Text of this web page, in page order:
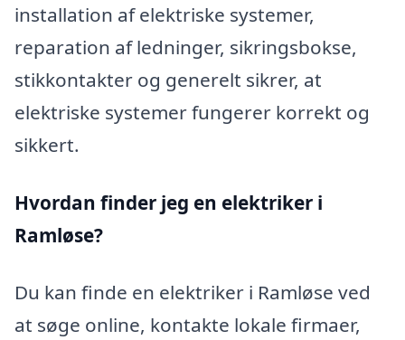
installation af elektriske systemer,
reparation af ledninger, sikringsbokse,
stikkontakter og generelt sikrer, at
elektriske systemer fungerer korrekt og
sikkert.
Hvordan finder jeg en elektriker i
Ramløse?
Du kan finde en elektriker i Ramløse ved
at søge online, kontakte lokale firmaer,